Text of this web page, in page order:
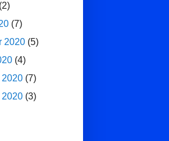
(2)
(7)
2020 (5)
(4)
2020 (7)
2020 (3)